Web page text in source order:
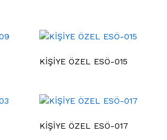
KİŞİYE ÖZEL ESÖ-015
KİŞİYE ÖZEL ESÖ-017